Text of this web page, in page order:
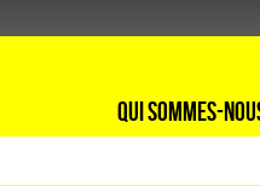
Qui sommes-